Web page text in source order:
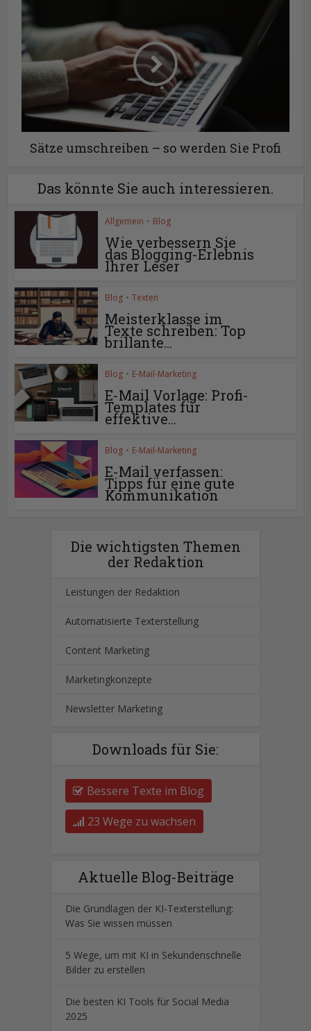
Sätze umschreiben – so werden Sie Profi
Das könnte Sie auch interessieren.
Allgemein • Blog
Wie verbessern Sie
das Blogging-Erlebnis
Ihrer Leser
Blog • Texten
Meisterklasse im
Texte schreiben: Top
brillante...
Blog • E-Mail-Marketing
E-Mail Vorlage: Profi-
Templates für
effektive...
Blog • E-Mail-Marketing
E-Mail verfassen:
Tipps für eine gute
Kommunikation
Die wichtigsten Themen
der Redaktion
Leistungen der Redaktion
Automatisierte Texterstellung
Content Marketing
Marketingkonzepte
Newsletter Marketing
Downloads für Sie:
Bessere Texte im Blog
23 Wege zu wachsen
Aktuelle Blog-Beiträge
Die Grundlagen der KI-Texterstellung:
Was Sie wissen müssen
5 Wege, um mit KI in Sekundenschnelle
Bilder zu erstellen
Die besten KI Tools für Social Media
2025